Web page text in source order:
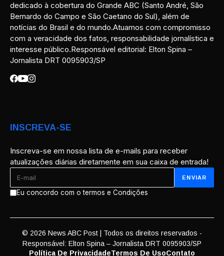
dedicado à cobertura do Grande ABC (Santo André, São
Bernardo do Campo e São Caetano do Sul), além de
notícias do Brasil e do mundo.Atuamos com compromisso
com a veracidade dos fatos, responsabilidade jornalística e
interesse público.Responsável editorial: Elton Spina –
Jornalista DRT 0095903/SP
INSCREVA-SE
Inscreva-se em nossa lista de e-mails para receber
atualizações diárias diretamente em sua caixa de entrada!
Eu concordo com o termos e Condições
© 2026 News ABC Post | Todos os direitos reservados -
Responsável: Elton Spina – Jornalista DRT 0095903/SP
Política De PrivacidadeTermos De UsoContato